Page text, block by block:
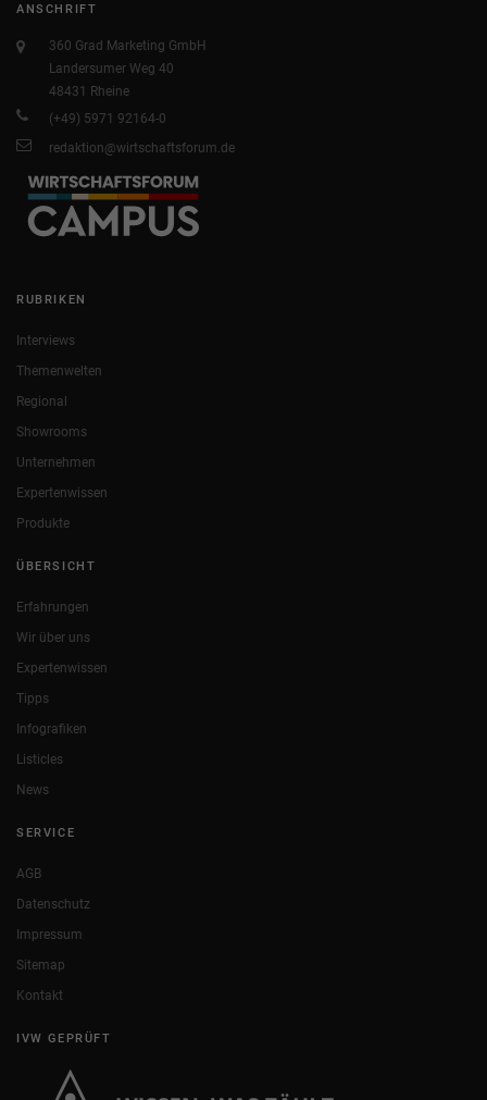
ANSCHRIFT
360 Grad Marketing GmbH
Landersumer Weg 40
48431 Rheine
(+49) 5971 92164-0
redaktion@wirtschaftsforum.de
RUBRIKEN
Interviews
Themenwelten
Regional
Showrooms
Unternehmen
Expertenwissen
Produkte
ÜBERSICHT
Erfahrungen
Wir über uns
Expertenwissen
Tipps
Infografiken
Listicles
News
SERVICE
AGB
Datenschutz
Impressum
Sitemap
Kontakt
IVW GEPRÜFT